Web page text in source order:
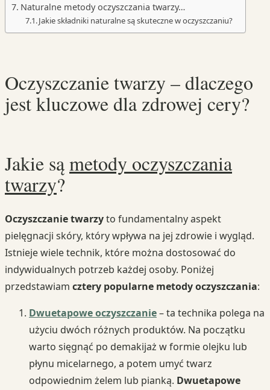
Naturalne metody oczyszczania twarzy…
Jakie składniki naturalne są skuteczne w oczyszczaniu?
Oczyszczanie twarzy – dlaczego
jest kluczowe dla zdrowej cery?
Jakie sąmetody oczyszczania
twarzy?
Oczyszczanie twarzyto fundamentalny aspekt
pielęgnacji skóry, który wpływa na jej zdrowie i wygląd.
Istnieje wiele technik, które można dostosować do
indywidualnych potrzeb każdej osoby. Poniżej
przedstawiam cztery popularne metody oczyszczania:
Dwuetapowe oczyszczanie– ta technika polega na
użyciu dwóch różnych produktów. Na początku
warto sięgnąć po demakijaż w formie olejku lub
płynu micelarnego, a potem umyć twarz
odpowiednim żelem lub pianką. Dwuetapowe